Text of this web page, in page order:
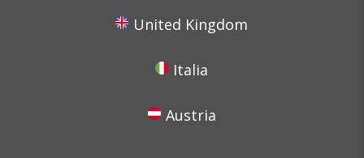
United Kingdom
Italia
Austria